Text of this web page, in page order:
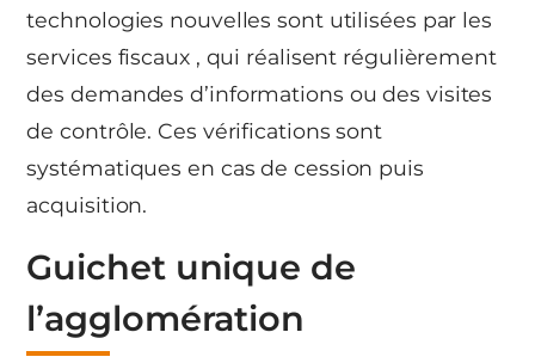
technologies nouvelles sont utilisées par les
services fiscaux , qui réalisent régulièrement
des demandes d’informations ou des visites
de contrôle. Ces vérifications sont
systématiques en cas de cession puis
acquisition.
Guichet unique de
l’agglomération